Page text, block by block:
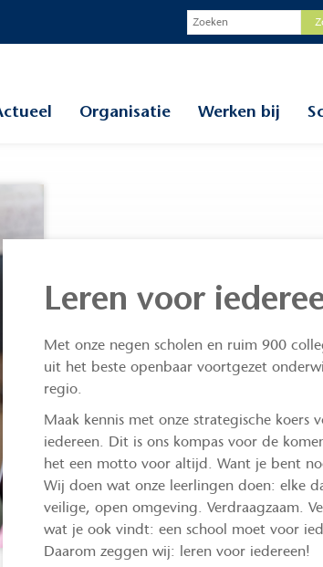
Organisatie Werken bij
Leren voor
Met onze negen scholen en ruim 900
uit het beste openbaar voortgezet
regio.
Maak kennis met onze strategische koers
iedereen. Dit is ons kompas voor de
het een motto voor altijd. Want je bent
Wij doen wat onze leerlingen doen: elke
veilige, open omgeving. Verdraagzaam.
wat je ook vindt: een school moet voor
Daarom zeggen wij: leren voor iedereen!